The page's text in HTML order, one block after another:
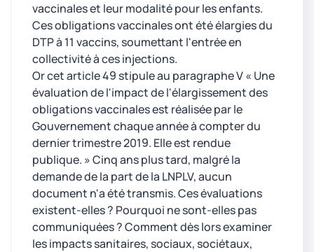
vaccinales et leur modalité pour les enfants.
Ces obligations vaccinales ont été élargies du
DTP à 11 vaccins, soumettant l'entrée en
collectivité à ces injections.
Or cet article 49 stipule au paragraphe V « Une
évaluation de l'impact de l'élargissement des
obligations vaccinales est réalisée par le
Gouvernement chaque année à compter du
dernier trimestre 2019. Elle est rendue
publique. » Cinq ans plus tard, malgré la
demande de la part de la LNPLV, aucun
document n'a été transmis. Ces évaluations
existent-elles ? Pourquoi ne sont-elles pas
communiquées ? Comment dès lors examiner
les impacts sanitaires, sociaux, sociétaux,